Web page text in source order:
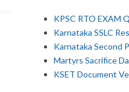
KPSC RTO EXAM
Karnataka SSLC
Karnataka Second
Martyrs Sacrifice
KSET Document